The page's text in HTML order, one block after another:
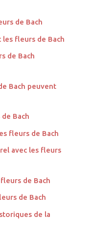
de Bach
les fleurs de Bach
de Bach
Bach peuvent
Bach
fleurs de Bach
avec les fleurs
de Bach
de Bach
de la